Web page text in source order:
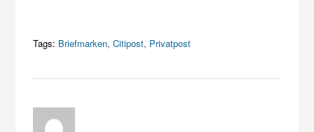
Tags: Briefmarken,Citipost, Privatpost